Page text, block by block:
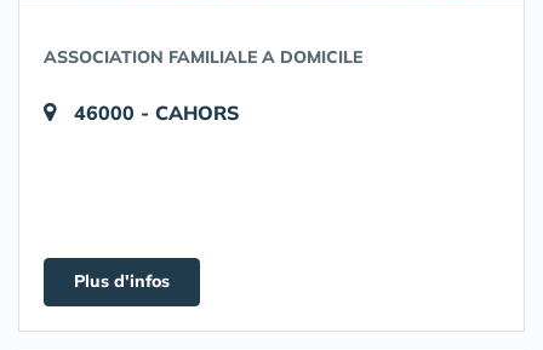
ASSOCIATION FAMILIALE A DOMICILE
46000 - CAHORS
Plus d'infos